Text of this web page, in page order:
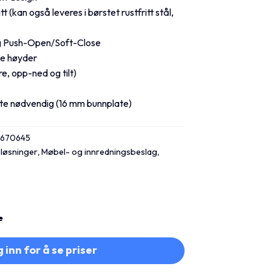
(kan også leveres i børstet rustfritt stål,
Push-Open/Soft-Close
høyder
opp-ned og tilt)
nødvendig (16 mm bunnplate)
,Møbel- og innredningsbeslag,
inn for å se priser